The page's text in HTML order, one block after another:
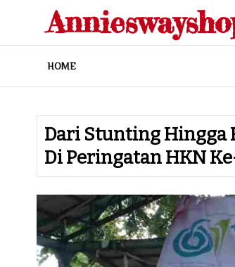
content
HOME
Dari Stunting Hingga
Di Peringatan HKN